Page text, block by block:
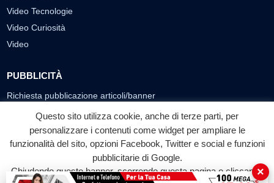
Video Tecnologie
Video Curiosità
Video
PUBBLICITÀ
Richiesta pubblicazione articoli/banner
SEGUICI SUI SOCIAL
f
Facebook
◎ ▶
YouTube
Questo sito utilizza cookie, anche di terze parti, per
personalizzare i contenuti come widget per ampliare le
funzionalità del sito, opzioni Facebook, Twitter e social e funzioni
pubblicitarie di Google.
Chiudendo questo banner, scorrendo questa pagina o cliccando
×